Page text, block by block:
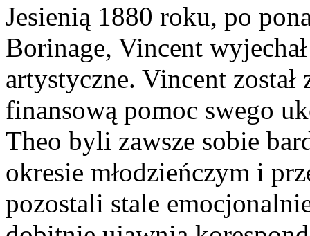
Jesienią 1880 roku, po
Borinage, Vincent
artystyczne. Vincent
finansową pomoc swego
Theo byli zawsze sobie
okresie młodzieńczym i
pozostali stale